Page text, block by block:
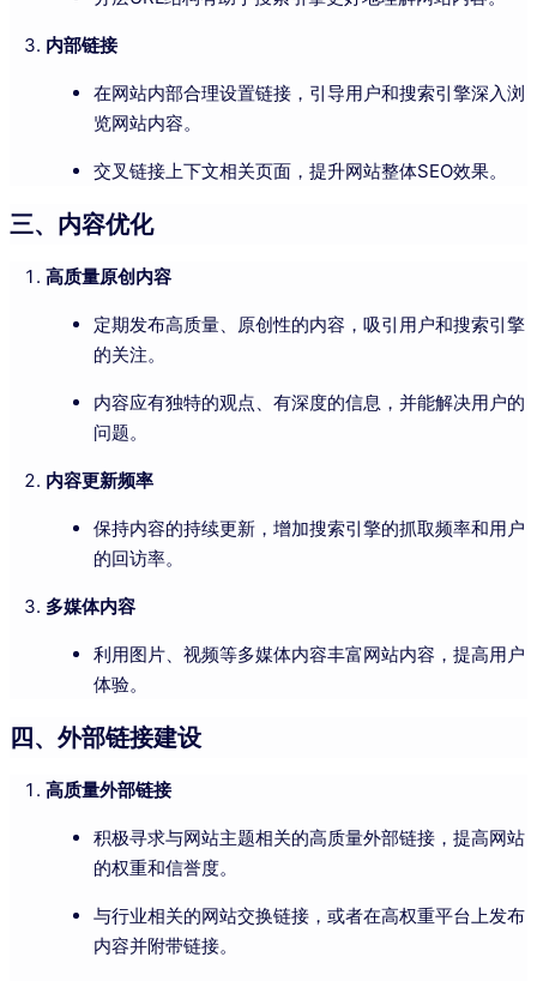
内部链接
在网站内部合理设置链接，引导用户和搜索引擎深入浏
览网站内容。
交叉链接上下文相关页面，提升网站整体SEO效果。
三、内容优化
高质量原创内容
定期发布高质量、原创性的内容，吸引用户和搜索引擎
的关注。
内容应有独特的观点、有深度的信息，并能解决用户的
问题。
内容更新频率
保持内容的持续更新，增加搜索引擎的抓取频率和用户
的回访率。
多媒体内容
利用图片、视频等多媒体内容丰富网站内容，提高用户
体验。
四、外部链接建设
高质量外部链接
积极寻求与网站主题相关的高质量外部链接，提高网站
的权重和信誉度。
与行业相关的网站交换链接，或者在高权重平台上发布
内容并附带链接。